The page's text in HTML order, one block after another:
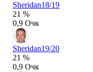
Sheridan18/19
21 %
0,9 Очк
Sheridan19/20
21 %
0,9 Очк